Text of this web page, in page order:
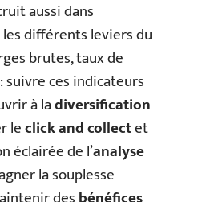
aussi dans
différents leviers du
brutes, taux de
ces indicateurs
à ladiversification
leclick and collectet
éclairée de l’analyse
la souplesse